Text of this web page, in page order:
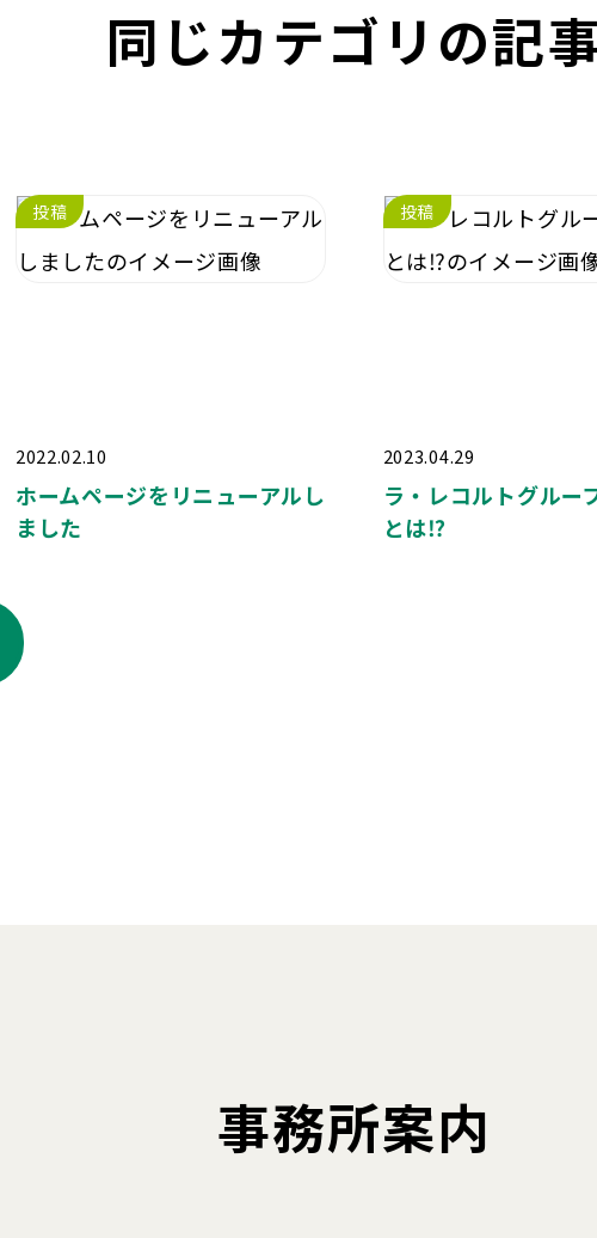
同じカテゴリの記
投稿
2022.02.10
ホームページをリニューアルし
ました
投稿
2023.04.29
ラ・レコルトグルー
とは⁉️
事務所案内